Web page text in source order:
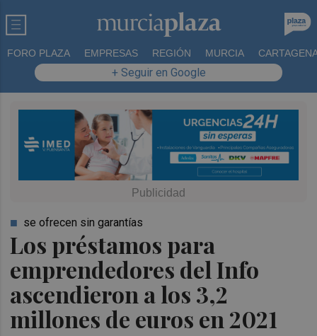
FORO PLAZA EMPRESAS REGIÓN MURCIA
+ Seguir en Google
Los préstamos para
emprendedores del Info
ascendieron a los 3,2
millones de euros en 2021
se ofrecen sin garantías